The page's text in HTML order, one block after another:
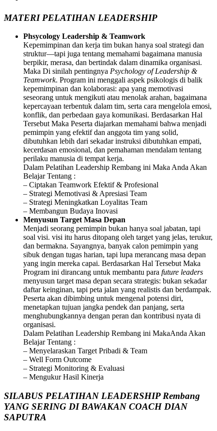
MATERI PELATIHAN LEADERSHIP
Phsycology Leadership & Teamwork
Kepemimpinan dan kerja tim bukan hanya soal strategi dan
struktur—tapi juga tentang memahami bagaimana manusia
berpikir, merasa, dan bertindak dalam dinamika organisasi.
Maka Di sinilah pentingnya Psychology of Leadership &
Teamwork. Program ini menggali aspek psikologis di balik
kepemimpinan dan kolaborasi: apa yang memotivasi
seseorang untuk mengikuti atau menolak arahan, bagaimana
kepercayaan terbentuk dalam tim, serta cara mengelola emosi,
konflik, dan perbedaan gaya komunikasi. Berdasarkan Hal
Tersebut Maka Peserta diajarkan memahami bahwa menjadi
pemimpin yang efektif dan anggota tim yang solid,
dibutuhkan lebih dari sekadar instruksi dibutuhkan empati,
kecerdasan emosional, dan pemahaman mendalam tentang
perilaku manusia di tempat kerja.
Dalam Pelatihan Leadership Rembang ini Maka Anda Akan
Belajar Tentang :
– Ciptakan Teamwork Efektif & Profesional
– Strategi Memotivasi & Apresiasi Team
– Strategi Meningkatkan Loyalitas Team
– Membangun Budaya Inovasi
Menyusun Target Masa Depan
Menjadi seorang pemimpin bukan hanya soal jabatan, tapi
soal visi. visi itu harus ditopang oleh target yang jelas, terukur,
dan bermakna. Sayangnya, banyak calon pemimpin yang
sibuk dengan tugas harian, tapi lupa merancang masa depan
yang ingin mereka capai. Berdasarkan Hal Tersebut Maka
Program ini dirancang untuk membantu para future leaders
menyusun target masa depan secara strategis: bukan sekadar
daftar keinginan, tapi peta jalan yang realistis dan berdampak.
Peserta akan dibimbing untuk mengenal potensi diri,
menetapkan tujuan jangka pendek dan panjang, serta
menghubungkannya dengan peran dan kontribusi nyata di
organisasi.
Dalam Pelatihan Leadership Rembang ini MakaAnda Akan
Belajar Tentang :
– Menyelaraskan Target Pribadi & Team
– Well Form Outcome
– Strategi Monitoring & Evaluasi
– Mengukur Hasil Kinerja
SILABUS PELATIHAN LEADERSHIP Rembang
YANG SERING DI BAWAKAN COACH DIAN
SAPUTRA